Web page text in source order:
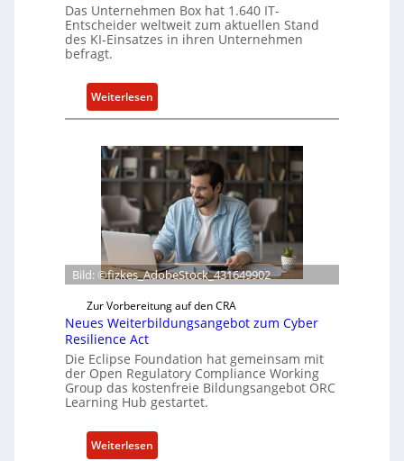
Das Unternehmen Box hat 1.640 IT-
Entscheider weltweit zum aktuellen Stand
des KI-Einsatzes in ihren Unternehmen
befragt.
Weiterlesen
B
x
l
e
f
e
r
t
a
k
u
e
l
e
Z
Bild: ©fizkes_AdobeStock_431649902
Zur Vorbereitung auf den CRA
Neues Weiterbildungsangebot zum Cyber
Resilience Act
Die Eclipse Foundation hat gemeinsam mit
der Open Regulatory Compliance Working
Group das kostenfreie Bildungsangebot ORC
Learning Hub gestartet.
Weiterlesen